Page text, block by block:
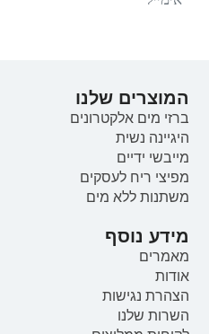
המוצרים שלנו
ברזי מים אלקטרונים
היגיינה נשית
מייבשי ידיים
מפיצי ריח לעסקים
משתנות ללא מים
מידע נוסף
מאמרים
אודות
הצהרת נגישות
השרות שלנו